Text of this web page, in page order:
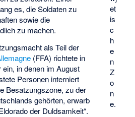
et
is
c
h
e
n
Z
o
n
e.
es, die Soldaten zu
sowie die
zu machen.
als Teil der
(FFA) richtete in
in denen im August
Personen interniert
Besatzungszone, zu der
gehörten, erwarb
der Duldsamkeit“.